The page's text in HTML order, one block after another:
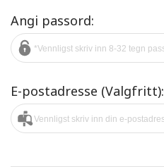
Angi passord:
E-postadresse (Valgfritt):